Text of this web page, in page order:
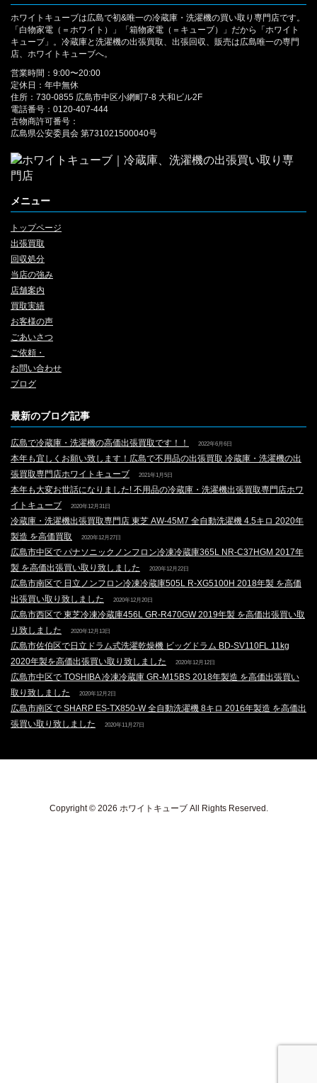
ホワイトキューブは広島で初&唯一の冷蔵庫・洗濯機の買い取り専門店です。
「白物家電（＝ホワイト）」「箱物家電（＝キューブ）」だから「ホワイト
キューブ」。冷蔵庫と洗濯機の出張買取、出張回収、販売は広島唯一の専門
店、ホワイトキューブへ。
営業時間：9:00〜20:00
定休日：年中無休
住所：730-0855 広島市中区小網町7-8 大和ビル2F
電話番号：0120-407-444
古物商許可番号：
広島県公安委員会 第731021500040号
メニュー
トップページ
出張買取
回収処分
当店の強み
店舗案内
買取実績
お客様の声
ごあいさつ
ご依頼・
お問い合わせ
ブログ
最新のブログ記事
広島で冷蔵庫・洗濯機の高価出張買取です！！ 2022年6月6日
本年も宜しくお願い致します！広島で不用品の出張買取 冷蔵庫・洗濯機の出
張買取専門店ホワイトキューブ
2021年1月5日
本年も大変お世話になりました! 不用品の冷蔵庫・洗濯機出張買取専門店ホワ
イトキューブ
2020年12月31日
冷蔵庫・洗濯機出張買取専門店 東芝 AW-45M7 全自動洗濯機 4.5キロ 2020年
製造 を高価買取
2020年12月27日
広島市中区で パナソニックノンフロン冷凍冷蔵庫365L NR-C37HGM 2017年
製 を高価出張買い取り致しました
2020年12月22日
広島市南区で 日立ノンフロン冷凍冷蔵庫505L R-XG5100H 2018年製 を高価
出張買い取り致しました
2020年12月20日
広島市西区で 東芝冷凍冷蔵庫456L GR-R470GW 2019年製 を高価出張買い取
り致しました
2020年12月13日
広島市佐伯区で日立ドラム式洗濯乾燥機 ビッグドラム BD-SV110FL 11kg
2020年製を高価出張買い取り致しました
2020年12月12日
広島市中区で TOSHIBA 冷凍冷蔵庫 GR-M15BS 2018年製造 を高価出張買い
取り致しました
2020年12月2日
広島市南区で SHARP ES-TX850-W 全自動洗濯機 8キロ 2016年製造 を高価出
張買い取り致しました
2020年11月27日
Copyright © 2026 ホワイトキューブ All Rights Reserved.